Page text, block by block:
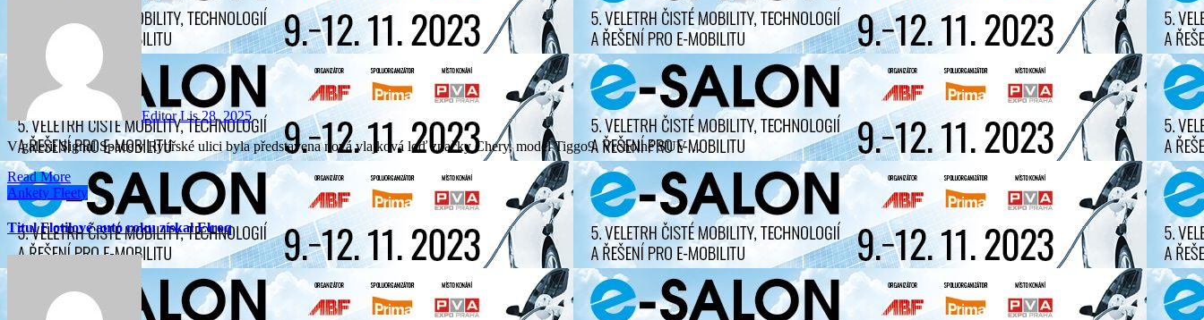
Editor Lis 28, 2025
V galerii Signal Space v Rytířské ulici byla představena nová vlajková loď značky Chery, model Tiggo9. Vrcholné SUV…
Read More
Ankety Fleety
Titul Flotilové auto roku získal Elroq